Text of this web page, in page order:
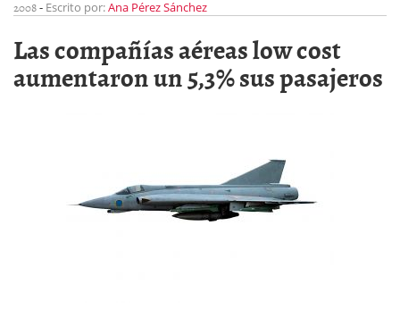
2008- Escrito por:Ana Pérez Sánchez
Las compañías aéreas low cost
aumentaron un 5,3% sus pasajeros